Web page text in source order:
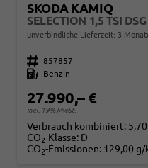
SKODA KAMIQ
SELECTION 1,5 TSI
unverbindliche Lieferzeit: 3
Fahrzeugnr. 857857
Kraftstoff
Benzin
27.990,– €
incl. 19% MwSt.
Verbrauch kombiniert:
CO2-Klasse: D
CO2-Emissionen: 129,00 g/